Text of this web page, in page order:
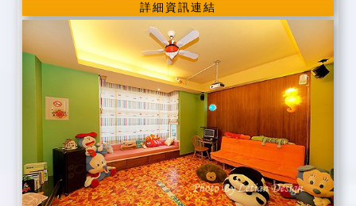
午16:00以後 ((入住時請提供證件辦理入宿登記))
（請勿提早前往，房務清理時段，恕難提早入住，不便
之處，敬請見諒） 退房時間：翌日上午11:00以前 (2)
為維護住宿品質，請依房型人數入住，如需加人或加床
者，請事先告知。 (每加一人加500元，加一床加600元)
每間房第一位小朋友(6歲以下)不收費（不另附盥洗用
品、寢具及早餐；如需者，酌收300元） 第二位需收加
人或加床費用（另附盥洗用品．寢具及早餐）。 包棟方
面，限10人內，每加一人加500元，每加一床加600
元。 小朋友(6歲以下)不另加收費（不另附盥洗用品及寢
具備品；如需者，酌收300元） ＊.＊.包棟房客如要烤
詳細資訊連結